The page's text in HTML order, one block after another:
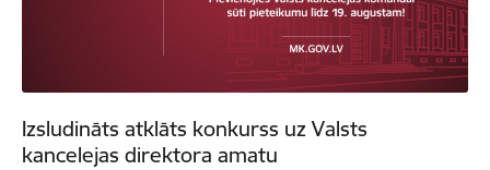
Izsludināts atklāts konkurss uz Valsts
kancelejas direktora amatu